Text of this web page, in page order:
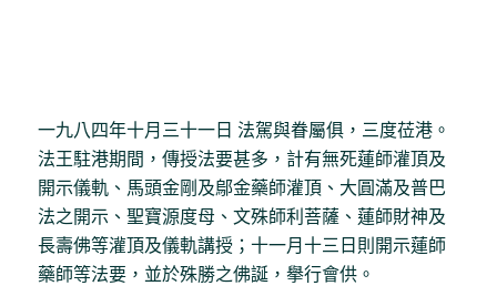
一九八四年十月三十一日 法駕與眷屬俱，三度莅港。
法王駐港期間，傳授法要甚多，計有無死蓮師灌頂及
開示儀軌、馬頭金剛及鄔金藥師灌頂、大圓滿及普巴
法之開示、聖寶源度母、文殊師利菩薩、蓮師財神及
長壽佛等灌頂及儀軌講授；十一月十三日則開示蓮師
藥師等法要，並於殊勝之佛誕，擧行會供。